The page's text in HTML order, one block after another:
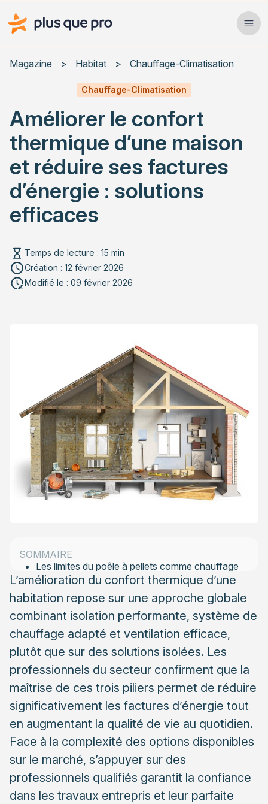
Plus que pro Mag'
Services
Actualités
Rechercher un article
Magazine > Habitat > Chauffage-Climatisation
Chauffage-Climatisation
Améliorer le confort
thermique d’une maison
et réduire ses factures
d’énergie : solutions
efficaces
Temps de lecture : 15 min
Création : 12 février 2026
Modifié le : 09 février 2026
L’amélioration du confort thermique d’une
habitation repose sur une approche globale
combinant isolation performante, système de
chauffage adapté et ventilation efficace,
plutôt que sur des solutions isolées. Les
professionnels du secteur confirment que la
maîtrise de ces trois piliers permet de réduire
significativement les factures d’énergie tout
en augmentant la qualité de vie au quotidien.
Face à la complexité des options disponibles
sur le marché, s’appuyer sur des
professionnels qualifiés garantit la confiance
dans les travaux entrepris et leur parfaite
SOMMAIRE
Adopter une vision globale du confort thermique pour
votre premier achat immobilier
Pourquoi l’audit énergétique constitue le point de
départ incontournable
Hiérarchiser les travaux : l’isolation avant le
habitation
Les limites du poêle à pellets comme chauffage
principal
Pompe à chaleur : comparatif air-air versus air-
eau
Optimiser la distribution de chaleur et le confort
ressenti
Le choix et le positionnement stratégique des
émetteurs de chaleur
L’importance d’une ventilation efficace pour un
confort thermique optimal
Vers une habitation énergétiquement performante et
évolutive
Production d’eau chaude sanitaire : solutions
économiques et efficaces